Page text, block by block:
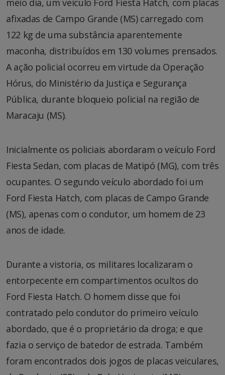
meio dia, um veículo Ford Fiesta Hatch, com placas
afixadas de Campo Grande (MS) carregado com
122 kg de uma substância aparentemente
maconha, distribuídos em 130 volumes prensados.
A ação policial ocorreu em virtude da Operação
Hórus, do Ministério da Justiça e Segurança
Pública, durante bloqueio policial na região de
Maracaju (MS).
Inicialmente os policiais abordaram o veículo Ford
Fiesta Sedan, com placas de Matipó (MG), com três
ocupantes. O segundo veículo abordado foi um
Ford Fiesta Hatch, com placas de Campo Grande
(MS), apenas com o condutor, um homem de 23
anos de idade.
Durante a vistoria, os militares localizaram o
entorpecente em compartimentos ocultos do
Ford Fiesta Hatch. O homem disse que foi
contratado pelo condutor do primeiro veículo
abordado, que é o proprietário da droga; e que
fazia o serviço de batedor de estrada. Também
foram encontrados dois jogos de placas veiculares,